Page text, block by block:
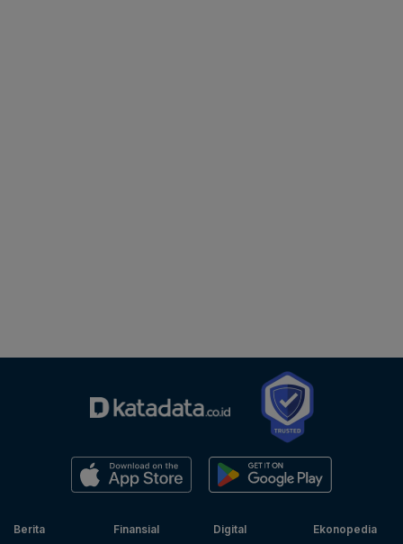
Berita
Finansial
Digital
Ekonopedia